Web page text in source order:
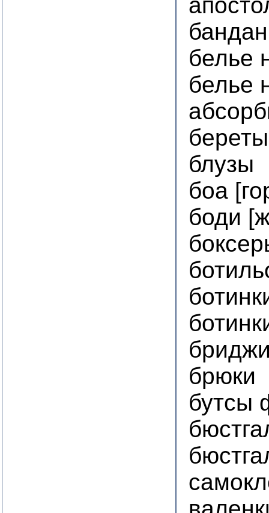
белье
белье
береты
блузы
боа
боди
брюки
бутсы